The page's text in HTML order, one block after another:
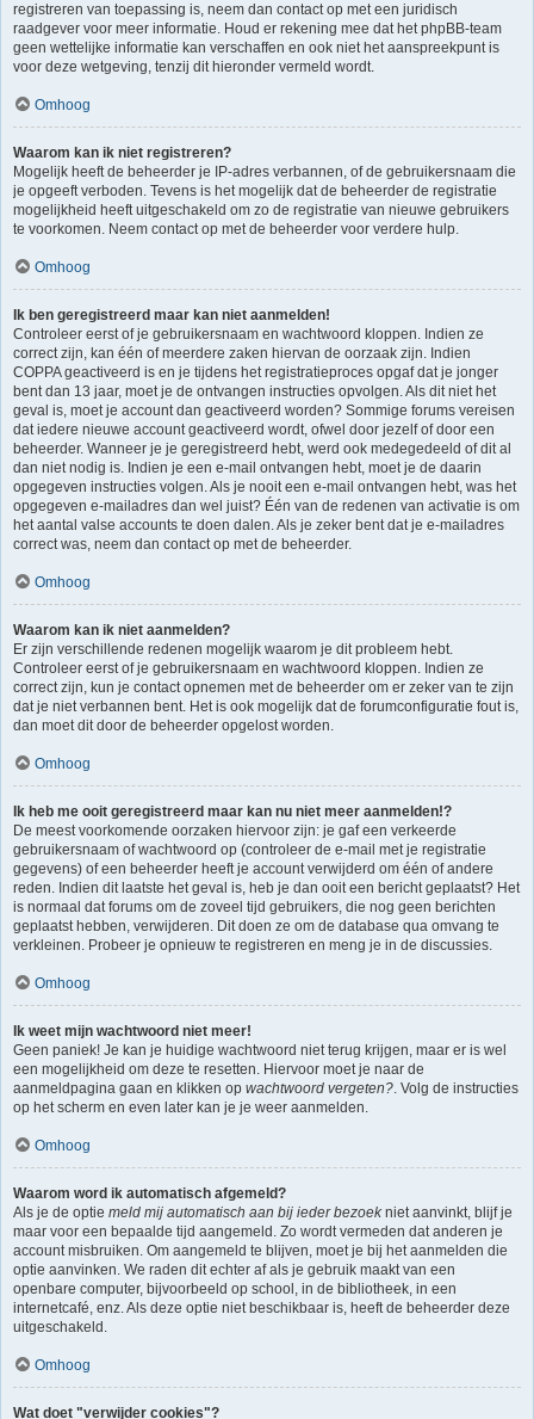
registreren van toepassing is, neem dan contact op met een juridisch
raadgever voor meer informatie. Houd er rekening mee dat het phpBB-team
geen wettelijke informatie kan verschaffen en ook niet het aanspreekpunt is
voor deze wetgeving, tenzij dit hieronder vermeld wordt.
Omhoog
Waarom kan ik niet registreren?
Mogelijk heeft de beheerder je IP-adres verbannen, of de gebruikersnaam die
je opgeeft verboden. Tevens is het mogelijk dat de beheerder de registratie
mogelijkheid heeft uitgeschakeld om zo de registratie van nieuwe gebruikers
te voorkomen. Neem contact op met de beheerder voor verdere hulp.
Omhoog
Ik ben geregistreerd maar kan niet aanmelden!
Controleer eerst of je gebruikersnaam en wachtwoord kloppen. Indien ze
correct zijn, kan één of meerdere zaken hiervan de oorzaak zijn. Indien
COPPA geactiveerd is en je tijdens het registratieproces opgaf dat je jonger
bent dan 13 jaar, moet je de ontvangen instructies opvolgen. Als dit niet het
geval is, moet je account dan geactiveerd worden? Sommige forums vereisen
dat iedere nieuwe account geactiveerd wordt, ofwel door jezelf of door een
beheerder. Wanneer je je geregistreerd hebt, werd ook medegedeeld of dit al
dan niet nodig is. Indien je een e-mail ontvangen hebt, moet je de daarin
opgegeven instructies volgen. Als je nooit een e-mail ontvangen hebt, was het
opgegeven e-mailadres dan wel juist? Één van de redenen van activatie is om
het aantal valse accounts te doen dalen. Als je zeker bent dat je e-mailadres
correct was, neem dan contact op met de beheerder.
Omhoog
Waarom kan ik niet aanmelden?
Er zijn verschillende redenen mogelijk waarom je dit probleem hebt.
Controleer eerst of je gebruikersnaam en wachtwoord kloppen. Indien ze
correct zijn, kun je contact opnemen met de beheerder om er zeker van te zijn
dat je niet verbannen bent. Het is ook mogelijk dat de forumconfiguratie fout is,
dan moet dit door de beheerder opgelost worden.
Omhoog
Ik heb me ooit geregistreerd maar kan nu niet meer aanmelden!?
De meest voorkomende oorzaken hiervoor zijn: je gaf een verkeerde
gebruikersnaam of wachtwoord op (controleer de e-mail met je registratie
gegevens) of een beheerder heeft je account verwijderd om één of andere
reden. Indien dit laatste het geval is, heb je dan ooit een bericht geplaatst? Het
is normaal dat forums om de zoveel tijd gebruikers, die nog geen berichten
geplaatst hebben, verwijderen. Dit doen ze om de database qua omvang te
verkleinen. Probeer je opnieuw te registreren en meng je in de discussies.
Omhoog
Ik weet mijn wachtwoord niet meer!
Geen paniek! Je kan je huidige wachtwoord niet terug krijgen, maar er is wel
een mogelijkheid om deze te resetten. Hiervoor moet je naar de
aanmeldpagina gaan en klikken op wachtwoord vergeten?. Volg de instructies
op het scherm en even later kan je je weer aanmelden.
Omhoog
Waarom word ik automatisch afgemeld?
Als je de optie meld mij automatisch aan bij ieder bezoekniet aanvinkt, blijf je
maar voor een bepaalde tijd aangemeld. Zo wordt vermeden dat anderen je
account misbruiken. Om aangemeld te blijven, moet je bij het aanmelden die
optie aanvinken. We raden dit echter af als je gebruik maakt van een
openbare computer, bijvoorbeeld op school, in de bibliotheek, in een
internetcafé, enz. Als deze optie niet beschikbaar is, heeft de beheerder deze
uitgeschakeld.
Omhoog
Wat doet "verwijder cookies"?